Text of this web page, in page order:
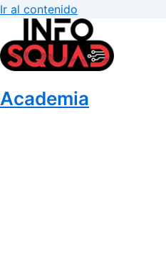
Ir al contenido
Academia